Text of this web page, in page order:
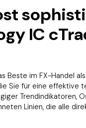
IC
Beste im FX-Handel
Sie für eine effektive
Trendindikatoren,
Linien, die alle